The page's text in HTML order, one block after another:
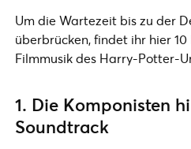
Um die Wartezeit bis zu der
überbrücken, findet ihr hier
Filmmusik des Harry-Potter-
1. Die Komponisten
Soundtrack